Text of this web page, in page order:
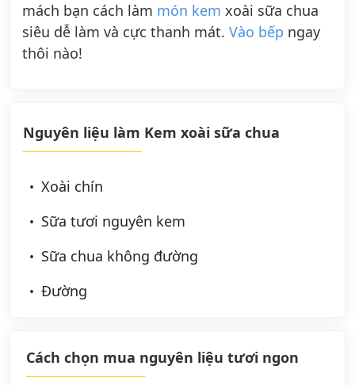
mách bạn cách làm món kem xoài sữa chua
siêu dễ làm và cực thanh mát. Vào bếp ngay
thôi nào!
Nguyên liệu làm Kem xoài sữa chua
Xoài chín
Sữa tươi nguyên kem
Sữa chua không đường
Đường
Cách chọn mua nguyên liệu tươi ngon